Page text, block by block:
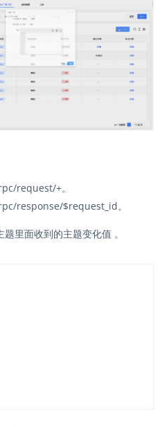
request/+。
response/$request_id。
里面收到的主题变化值 。